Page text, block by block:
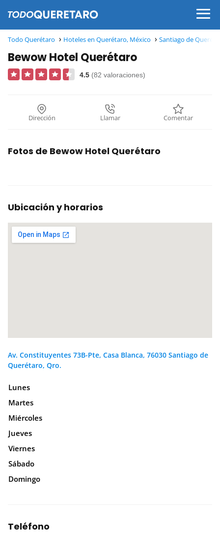
Todo Querétaro Hoteles en Querétaro, México Santiago de
Bewow Hotel Querétaro
4.5 (82 valoraciones)
Dirección Llamar Comentar
Fotos de Bewow Hotel Querétaro
Ubicación y horarios
Av. Constituyentes 73B-Pte, Casa Blanca, 76030 Santiago de
Querétaro, Qro.
Lunes
Martes
Miércoles
Jueves
Viernes
Sábado
Domingo
Teléfono